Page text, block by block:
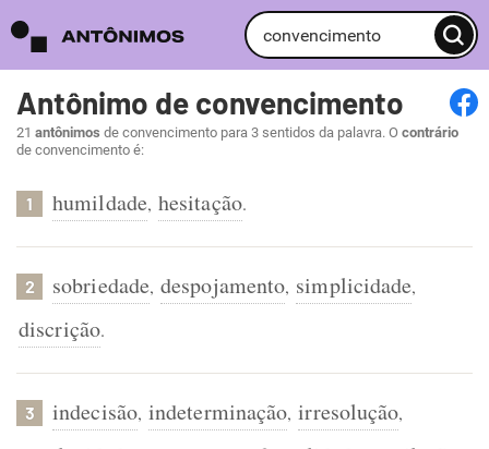
Antônimo de convencimento
21 antônimos de convencimento para 3 sentidos da palavra. O contrário
de convencimento é:
1 humildade, hesitação.
2 sobriedade, despojamento, simplicidade,
discrição.
3 indecisão, indeterminação, irresolução,